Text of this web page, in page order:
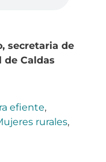
secretaria de
de Caldas
efiente,
rurales,